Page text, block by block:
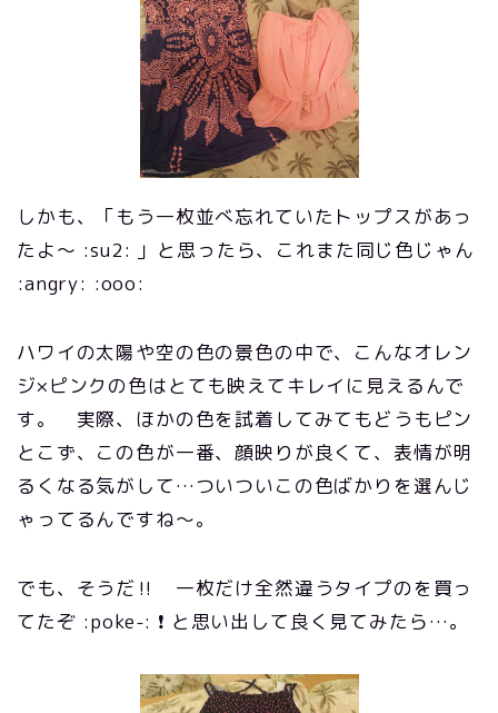
しかも、「もう一枚並べ忘れていたトップスがあっ
たよ～ :su2: 」と思ったら、これまた同じ色じゃん
:angry: :ooo:
ハワイの太陽や空の色の景色の中で、こんなオレン
ジ×ピンクの色はとても映えてキレイに見えるんで
す。 実際、ほかの色を試着してみてもどうもピン
とこず、この色が一番、顔映りが良くて、表情が明
るくなる気がして…ついついこの色ばかりを選んじ
ゃってるんですね～。
でも、そうだ‼ 一枚だけ全然違うタイプのを買っ
てたぞ :poke-: ❗ と思い出して良く見てみたら…。